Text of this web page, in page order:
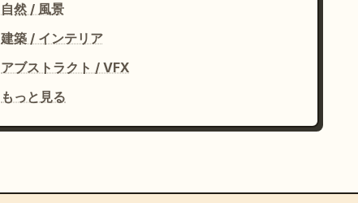
自然 / 風景
建築 / インテリア
アブストラクト / VFX
もっと見る